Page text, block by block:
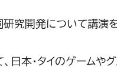
究開発について講演を
本・タイのゲームやグ